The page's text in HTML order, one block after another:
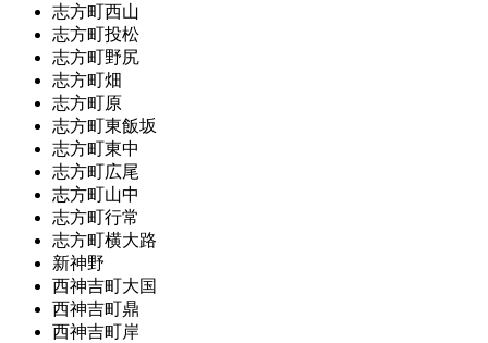
志方町西山
志方町投松
志方町野尻
志方町畑
志方町原
志方町東飯坂
志方町東中
志方町広尾
志方町山中
志方町行常
志方町横大路
新神野
西神吉町大国
西神吉町鼎
西神吉町岸